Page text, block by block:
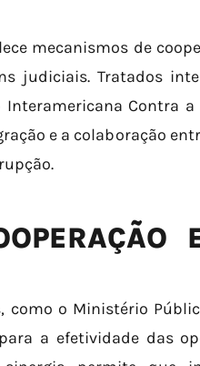
mecanismos de
judiciais. Tratados
Interamericana Contra a
e a colaboração
como o Ministério
a efetividade das